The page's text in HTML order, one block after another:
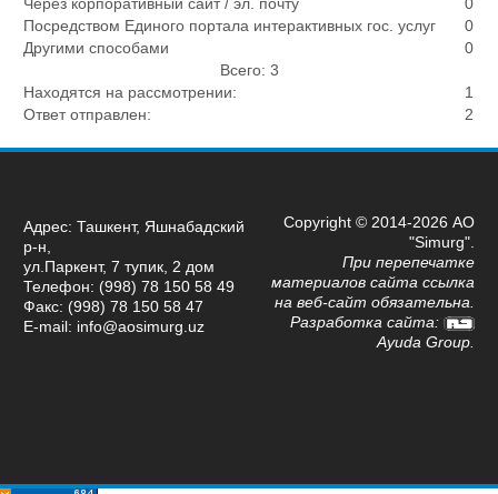
Посредством Единого портала интерактивных гос. услуг
0
Другими способами
0
Всего: 3
Находятся на рассмотрении:
1
Ответ отправлен:
2
Адрес: Ташкент, Яшнабадский
р-н,
ул.Паркент, 7 тупик, 2 дом
Телефон: (998) 78 150 58 49
Факс: (998) 78 150 58 47
E-mail: info@aosimurg.uz
Copyright © 2014-2026 АО
"Simurg".
При перепечатке
материалов сайта ссылка
на веб-сайт обязательна.
Разработка сайта:
Ayuda Group